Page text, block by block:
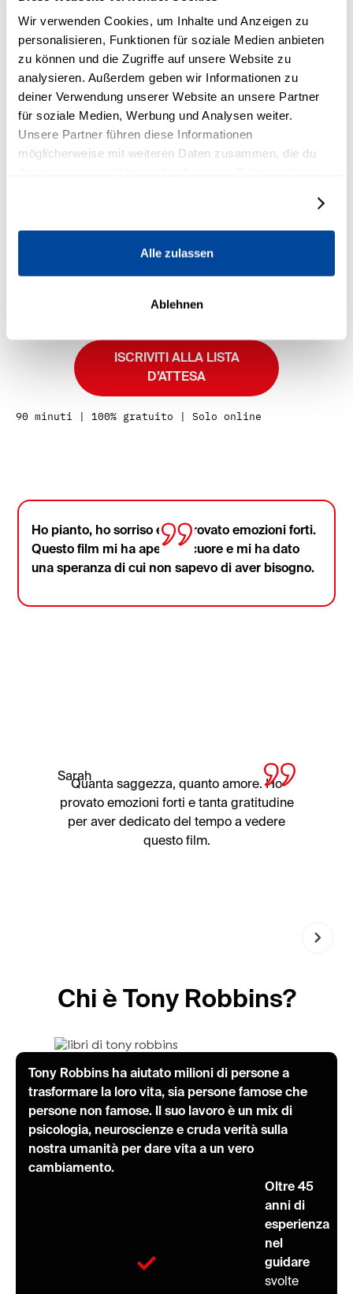
Wir verwenden Cookies, um Inhalte und Anzeigen zu
personalisieren, Funktionen für soziale Medien anbieten
zu können und die Zugriffe auf unsere Website zu
analysieren. Außerdem geben wir Informationen zu
deiner Verwendung unserer Website an unsere Partner
für soziale Medien, Werbung und Analysen weiter.
Unsere Partner führen diese Informationen
möglicherweise mit weiteren Daten zusammen, die du
Alle zulassen
Ablehnen
2. Ilmondo nascostodiTony
Robbins
Un lato sorprendente e più tranquillo di Tony, tra cui
la sua storia d’amore con la moglie Sage.
3. Ilpotere di una decisione
tipo diversodi leadership
dietro a questo movimento.
ISCRIVITI ALLA LISTA
D’ATTESA
90 minuti | 100% gratuito | Solo online
Ho pianto, ho sorriso e ho provato emozioni forti.
Questo film mi ha aperto il cuore e mi ha dato
una speranza di cui non sapevo di aver bisogno.
Sarah
Quanta saggezza, quanto amore. Ho
provato emozioni forti e tanta gratitudine
per aver dedicato del tempo a vedere
questo film.
Chi è Tony Robbins?
Tony Robbins ha aiutato milioni di persone a
trasformare la loro vita, sia persone famose che
persone non famose. Il suo lavoro è un mix di
psicologia, neuroscienze e cruda verità sulla
nostra umanità per dare vita a un vero
cambiamento.
Oltre 45
anni di
esperienza
nel
guidare
svolte